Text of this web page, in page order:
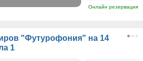
Онлайн резервация
"Футурофония" на 14
1